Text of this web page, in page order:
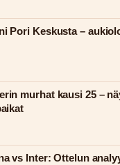
Pori Keskusta –
murhat kausi 25 –
vs Inter: Ottelun